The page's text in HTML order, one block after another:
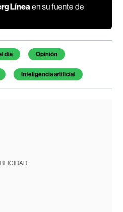
Líneaen su fuente de
día Opinión
Inteligencia artificial